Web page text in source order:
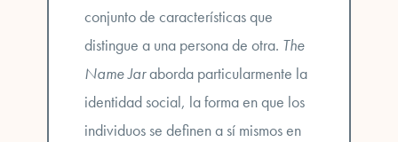
conjunto de características que
distingue a una persona de otra. The
Name Jaraborda particularmente la
identidad social, la forma en que los
individuos se definen a sí mismos en